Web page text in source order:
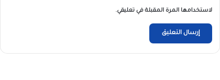
لاستخدامها المرة المقبلة في تعليقي.